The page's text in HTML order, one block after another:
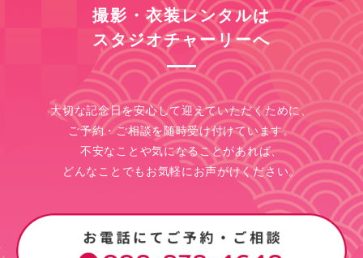
撮影・衣装レンタルは
スタジオチャーリーへ
大切な記念日を安心して迎えていただくために、
ご予約・ご相談を随時受け付けています。
不安なことや気になることがあれば、
どんなことでもお気軽にお声がけください。